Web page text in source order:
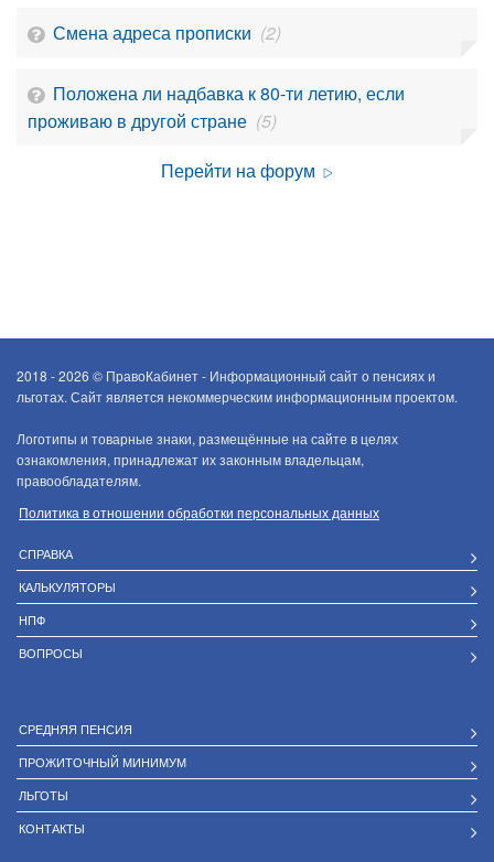
Смена адреса прописки (2)
Положена ли надбавка к 80-ти летию, если
проживаю в другой стране (5)
Перейти на форум
2018 - 2026 © ПравоКабинет - Информационный сайт о пенсиях и
льготах. Сайт является некоммерческим информационным проектом.
Логотипы и товарные знаки, размещённые на сайте в целях
ознакомления, принадлежат их законным владельцам,
правообладателям.
Политика в отношении обработки персональных данных
СПРАВКА
КАЛЬКУЛЯТОРЫ
НПФ
ВОПРОСЫ
СРЕДНЯЯ ПЕНСИЯ
ПРОЖИТОЧНЫЙ МИНИМУМ
ЛЬГОТЫ
КОНТАКТЫ